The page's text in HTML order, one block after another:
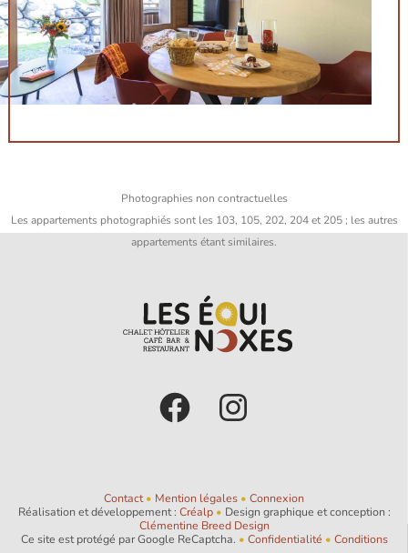
Photographies non contractuelles
Les appartements photographiés sont les 103, 105, 202, 204 et 205 ; les autres
appartements étant similaires.
Contact• Mention légales • Connexion
Réalisation et développement : Créalp• Design graphique et conception :
Clémentine Breed Design
Ce site est protégé par Google ReCaptcha. • Confidentialité • Conditions